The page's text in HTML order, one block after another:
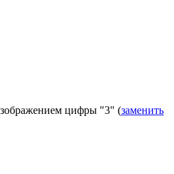
цифры "3" (заменить